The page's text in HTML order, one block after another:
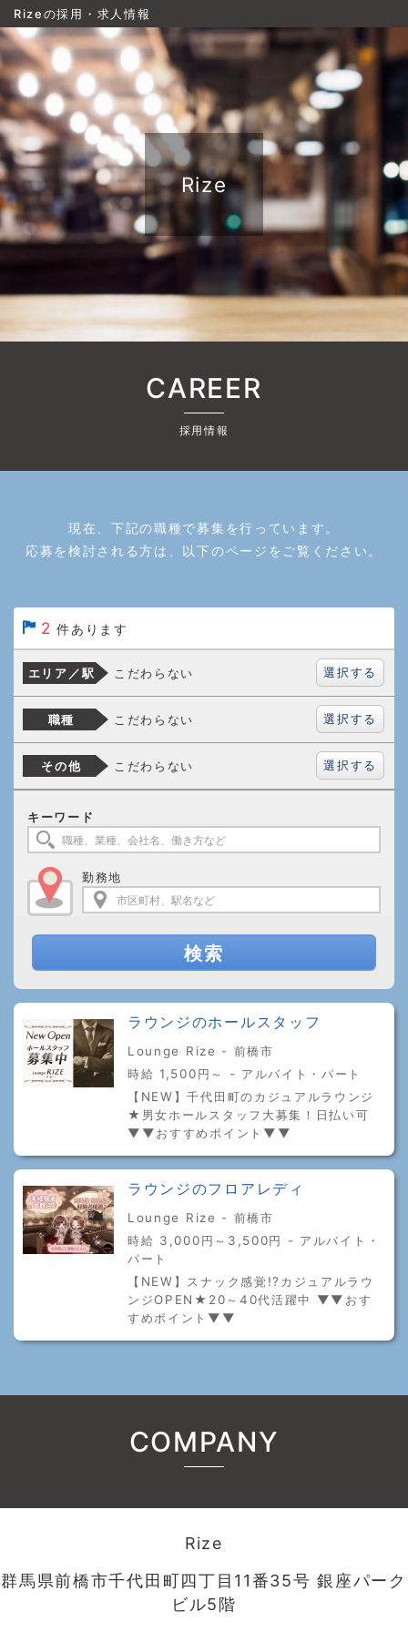
Rizeの採用・求人情報
Rize
CAREER
採用情報
現在、下記の職種で募集を行っています。
応募を検討される方は、以下のページをご覧ください。
2 件あります
エリア／駅 こだわらない 選択する
職種 こだわらない 選択する
その他 こだわらない 選択する
キーワード
勤務地
検索
ラウンジのホールスタッフ
Lounge Rize - 前橋市
時給 1,500円～ - アルバイト・パート
【NEW】千代田町のカジュアルラウンジ
★男女ホールスタッフ大募集！日払い可
▼▼おすすめポイント▼▼
ラウンジのフロアレディ
Lounge Rize - 前橋市
時給 3,000円～3,500円 - アルバイト・
パート
【NEW】スナック感覚!?カジュアルラウ
ンジOPEN★20～40代活躍中 ▼▼おす
すめポイント▼▼
COMPANY
Rize
群馬県前橋市千代田町四丁目11番35号 銀座パーク
ビル5階